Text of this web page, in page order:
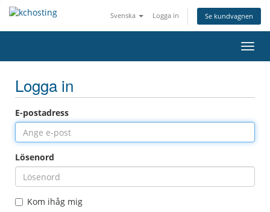
Svenska Logga in Se kundvagnen
Logga in
E-postadress
Lösenord
Kom ihåg mig